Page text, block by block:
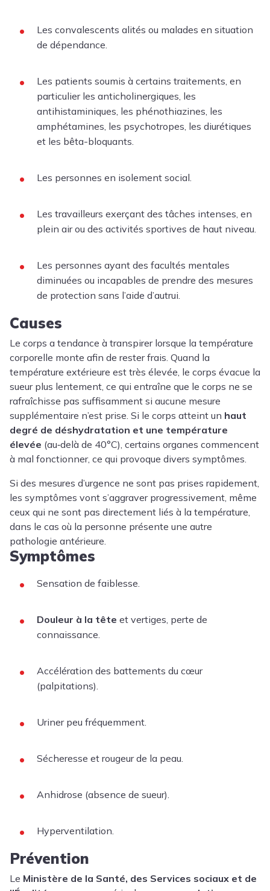
Les convalescents alités ou malades en situation
de dépendance.
Les patients soumis à certains traitements, en
particulier les anticholinergiques, les
antihistaminiques, les phénothiazines, les
amphétamines, les psychotropes, les diurétiques
et les bêta-bloquants.
Les personnes en isolement social.
Les travailleurs exerçant des tâches intenses, en
plein air ou des activités sportives de haut niveau.
Les personnes ayant des facultés mentales
diminuées ou incapables de prendre des mesures
de protection sans l’aide d’autrui.
Causes
Le corps a tendance à transpirer lorsque la température
corporelle monte afin de rester frais. Quand la
température extérieure est très élevée, le corps évacue la
sueur plus lentement, ce qui entraîne que le corps ne se
rafraîchisse pas suffisamment si aucune mesure
supplémentaire n’est prise. Si le corps atteint un haut
degré de déshydratation et une température
élevée (au‑delà de 40°C), certains organes commencent
à mal fonctionner, ce qui provoque divers symptômes.
Si des mesures d’urgence ne sont pas prises rapidement,
les symptômes vont s’aggraver progressivement, même
ceux qui ne sont pas directement liés à la température,
dans le cas où la personne présente une autre
pathologie antérieure.
Symptômes
Sensation de faiblesse.
Douleur à la tête et vertiges, perte de
connaissance.
Accélération des battements du cœur
(palpitations).
Uriner peu fréquemment.
Sécheresse et rougeur de la peau.
Anhidrose (absence de sueur).
Hyperventilation.
Prévention
Le Ministère de la Santé, des Services sociaux et de